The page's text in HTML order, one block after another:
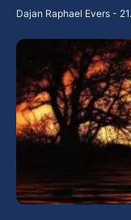
Dajan Raphael Evers